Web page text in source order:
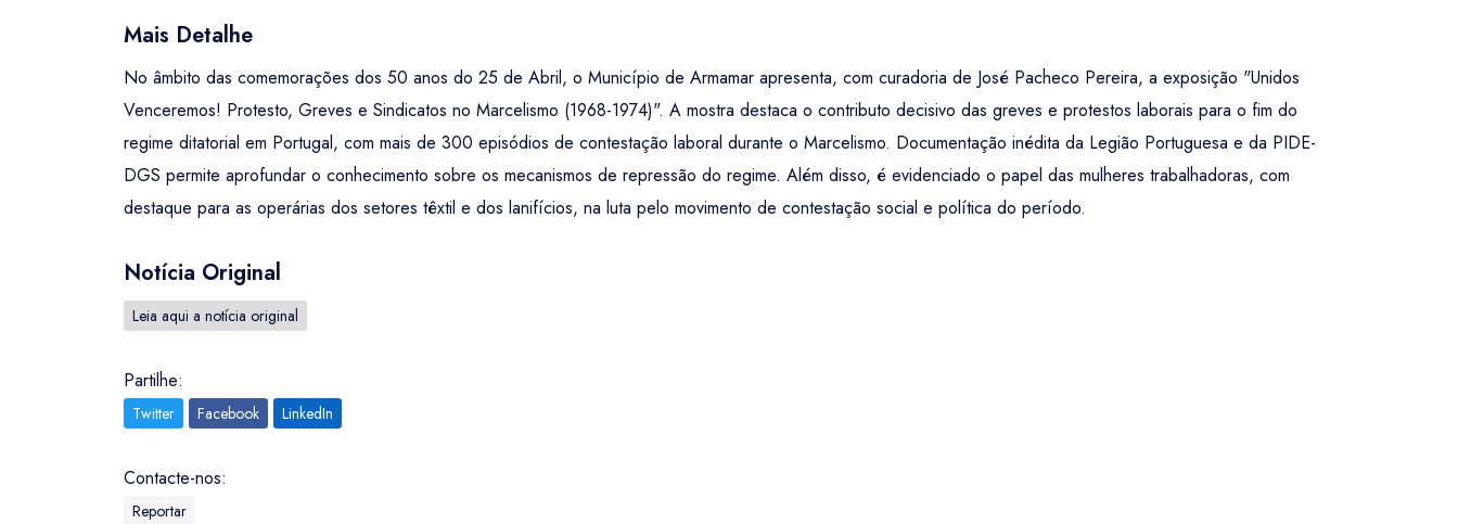
Mais Detalhe
No âmbito das comemorações dos 50 anos do 25 de Abril, o Município de Armamar apresenta, com curadoria de José Pacheco Pereira, a exposição "Unidos
Venceremos! Protesto, Greves e Sindicatos no Marcelismo (1968-1974)". A mostra destaca o contributo decisivo das greves e protestos laborais para o fim do
regime ditatorial em Portugal, com mais de 300 episódios de contestação laboral durante o Marcelismo. Documentação inédita da Legião Portuguesa e da PIDE-
DGS permite aprofundar o conhecimento sobre os mecanismos de repressão do regime. Além disso, é evidenciado o papel das mulheres trabalhadoras, com
destaque para as operárias dos setores têxtil e dos lanifícios, na luta pelo movimento de contestação social e política do período.
Notícia Original
Leia aqui a notícia original
Partilhe:
Twitter Facebook LinkedIn
Contacte-nos:
Reportar